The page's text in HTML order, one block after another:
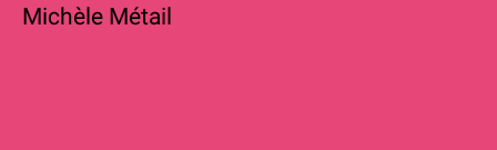
Michèle Métail